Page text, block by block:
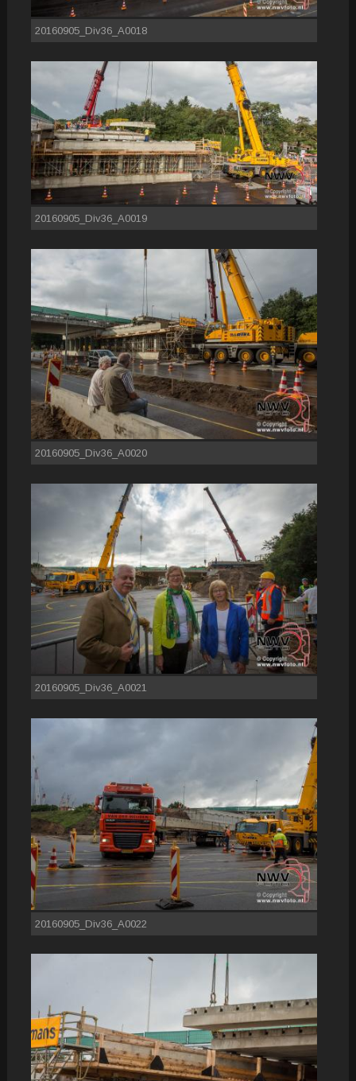
20160905_Div36_A0018
20160905_Div36_A0019
20160905_Div36_A0020
20160905_Div36_A0021
20160905_Div36_A0022